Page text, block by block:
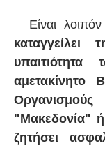
Είναι λοιπόν
αμετακίνητο
"Μακεδονία"
ζητήσει